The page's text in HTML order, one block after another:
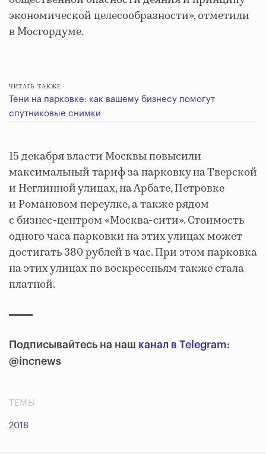
экономической целесообразности», отметили
в Мосгордуме.
ЧИТАТЬ ТАКЖЕ
Тени на парковке: как вашему бизнесу помогут
спутниковые снимки
15 декабря власти Москвы повысили
максимальный тариф за парковку на Тверской
и Неглинной улицах, на Арбате, Петровке
и Романовом переулке, а также рядом
с бизнес-центром «Москва-сити». Стоимость
одного часа парковки на этих улицах может
достигать 380 рублей в час. При этом парковка
на этих улицах по воскресеньям также стала
платной.
Подписывайтесь на наш канал в Telegram:
@incnews
ТЕМЫ
2018